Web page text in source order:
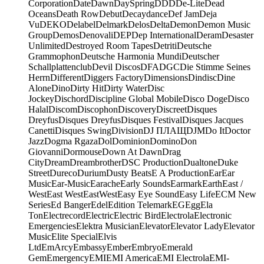
CorporationDateDawnDaySpringDDDDe-LiteDead
OceansDeath RowDebutDecaydanceDef JamDeja
VuDEKODelabelDelmarkDelosDeltaDemonDemon Music
GroupDemosDenovaliDEPDep InternationalDeramDesaster
UnlimitedDestroyed Room TapesDetritiDeutsche
GrammophonDeutsche Harmonia MundiDeutscher
SchallplattenclubDevil DiscosDFADGCDie Stimme Seines
HerrnDifferentDiggers FactoryDimensionsDindiscDine
AloneDinoDirty HitDirty WaterDisc
JockeyDischordDiscipline Global MobileDisco DogeDisco
HalalDiscomDiscophonDiscoveryDiscreetDisques
DreyfusDisques DreyfusDisques FestivalDisques Jacques
CanettiDisques SwingDivisionDJ ПЛАЩDJMDo ItDoctor
JazzDogma RgazaDolDominionDominoDon
GiovanniDormouseDown At DawnDrag
CityDreamDreambrotherDSC ProductionDualtoneDuke
StreetDurecoDuriumDusty BeatsE A ProductionEarEar
MusicEar-MusicEaracheEarly SoundsEarmarkEarthEast /
WestEast WestEastWestEasy Eye SoundEasy LifeECM New
SeriesEd BangerEdelEdition TelemarkEGEggEla
TonElectrecordElectricElectric BirdElectrolaElectronic
EmergenciesElektra MusicianElevatorElevator LadyElevator
MusicElite SpecialElvis
LtdEmArcyEmbassyEmberEmbryoEmerald
GemEmergencyEMIEMI AmericaEMI ElectrolaEMI-